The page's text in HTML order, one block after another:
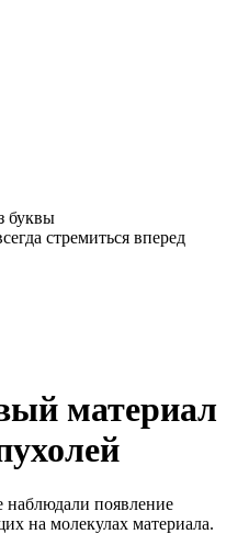
буквы
стремиться вперед
материал
наблюдали появление
на молекулах материала.